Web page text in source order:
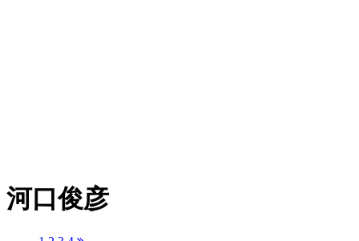
河口俊彦